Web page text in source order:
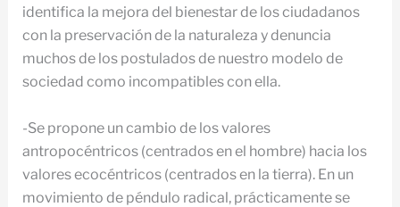
identifica la mejora del bienestar de los ciudadanos
con la preservación de la naturaleza y denuncia
muchos de los postulados de nuestro modelo de
sociedad como incompatibles con ella.
-Se propone un cambio de los valores
antropocéntricos (centrados en el hombre) hacia los
valores ecocéntricos (centrados en la tierra). En un
movimiento de péndulo radical, prácticamente se